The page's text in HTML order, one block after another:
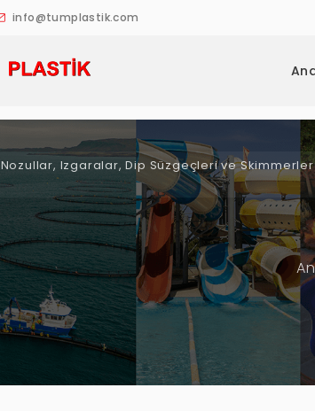
info@tumplastik.com
Nozullar, Izgaralar, Dip Süzgeçleri ve Skimmerler